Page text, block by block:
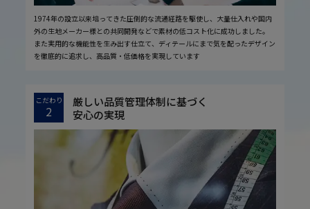
1974年の設立以来培ってきた圧倒的な流通経路を駆使し、大量仕入れや国内
外の生地メーカー様との共同開発などで素材の低コスト化に成功しました。
また実用的な機能性を生み出す仕立て、ディテールにまで気を配ったデザイン
を徹底的に追求し、高品質・低価格を実現しています
こだわり
2
厳しい品質管理体制に基づく
安心の実現